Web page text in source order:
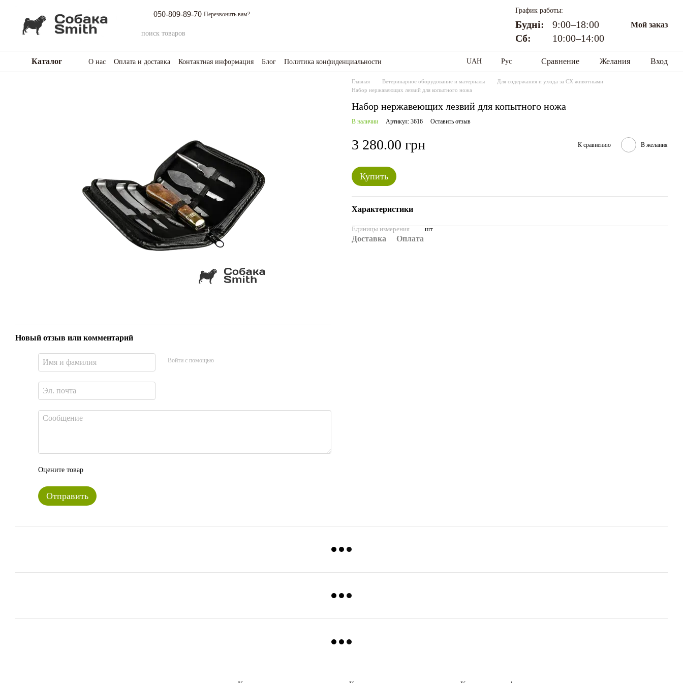
050-809-89-70 Перезвонить вам?
График работы:
Будні:
9:00–18:00
Сб:
10:00–14:00
Мой заказ
Каталог О нас Оплата и доставка Контактная информация Блог
Политика конфиденциальности
Возврат товара и средств
Отзывы о магазине
UAH Рус Сравнение Желания Вход
Новый отзыв или комментарий
Войти с помощью
Оцените товар
Отправить
Главная Ветеринарное оборудование и материалы
Для содержания и ухода за СХ животными
Набор нержавеющих лезвий для копытного ножа
Набор нержавеющих лезвий для копытного ножа
В наличии Артикул: 3616 Оставить отзыв
3 280.00 грн К сравнению В желания
Купить
Характеристики
Единицы измерения шт
Доставка Оплата